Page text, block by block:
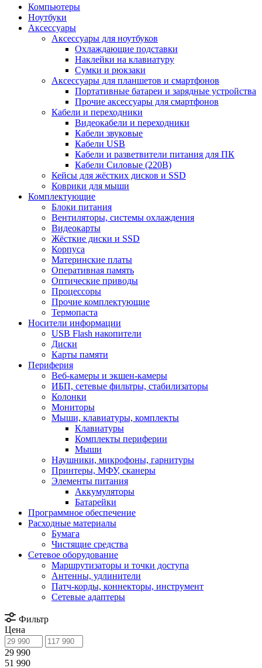
Компьютеры
Ноутбуки
Аксессуары
Аксессуары для ноутбуков
Охлаждающие подставки
Наклейки на клавиатуру
Сумки и рюкзаки
Аксессуары для планшетов и смартфонов
Портативные батареи и зарядные устройства
Прочие аксессуары для смартфонов
Кабели и переходники
Видеокабели и переходники
Кабели звуковые
Кабели USB
Кабели и разветвители питания для ПК
Кабели Силовые (220В)
Кейсы для жёстких дисков и SSD
Коврики для мыши
Комплектующие
Блоки питания
Вентиляторы, системы охлаждения
Видеокарты
Жёсткие диски и SSD
Корпуса
Материнские платы
Оперативная память
Оптические приводы
Процессоры
Прочие комплектующие
Термопаста
Носители информации
USB Flash накопители
Диски
Карты памяти
Периферия
Веб-камеры и экшен-камеры
ИБП, сетевые фильтры, стабилизаторы
Колонки
Мониторы
Мыши, клавиатуры, комплекты
Клавиатуры
Комплекты периферии
Мыши
Наушники, микрофоны, гарнитуры
Принтеры, МФУ, сканеры
Элементы питания
Аккумуляторы
Батарейки
Программное обеспечение
Расходные материалы
Бумага
Чистящие средства
Сетевое оборудование
Маршрутизаторы и точки доступа
Антенны, удлинители
Патч-корды, коннекторы, инструмент
Сетевые адаптеры
Фильтр
Цена
29 990
51 990